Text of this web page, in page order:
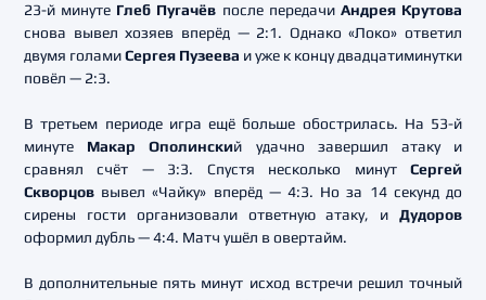
23-й минуте Глеб Пугачёв после передачи Андрея Крутова
снова вывел хозяев вперёд — 2:1. Однако «Локо» ответил
двумя голамиСергея Пузеева и уже к концу двадцатиминутки
повёл — 2:3.
В третьем периоде игра ещё больше обострилась. На 53-й
минуте Макар Ополинский удачно завершил атаку и
сравнял счёт — 3:3. Спустя несколько минут Сергей
Скворцов вывел «Чайку» вперёд — 4:3. Но за 14 секунд до
сирены гости организовали ответную атаку, и Дудоров
оформил дубль — 4:4. Матч ушёл в овертайм.
В дополнительные пять минут исход встречи решил точный